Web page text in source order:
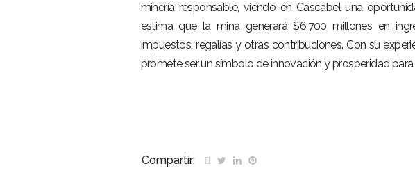
minería responsable, viendo en Cascabel una
estima que la mina generará $6,700 millones en
impuestos, regalías y otras contribuciones. Con su
promete ser un símbolo de innovación y prosperidad para
Compartir: